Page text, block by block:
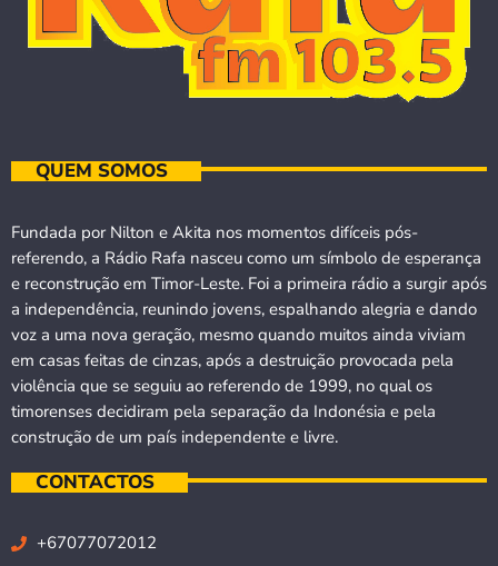
QUEM SOMOS
Fundada por Nilton e Akita nos momentos difíceis pós-
referendo, a Rádio Rafa nasceu como um símbolo de esperança
e reconstrução em Timor-Leste. Foi a primeira rádio a surgir após
a independência, reunindo jovens, espalhando alegria e dando
voz a uma nova geração, mesmo quando muitos ainda viviam
em casas feitas de cinzas, após a destruição provocada pela
violência que se seguiu ao referendo de 1999, no qual os
timorenses decidiram pela separação da Indonésia e pela
construção de um país independente e livre.
CONTACTOS
+67077072012